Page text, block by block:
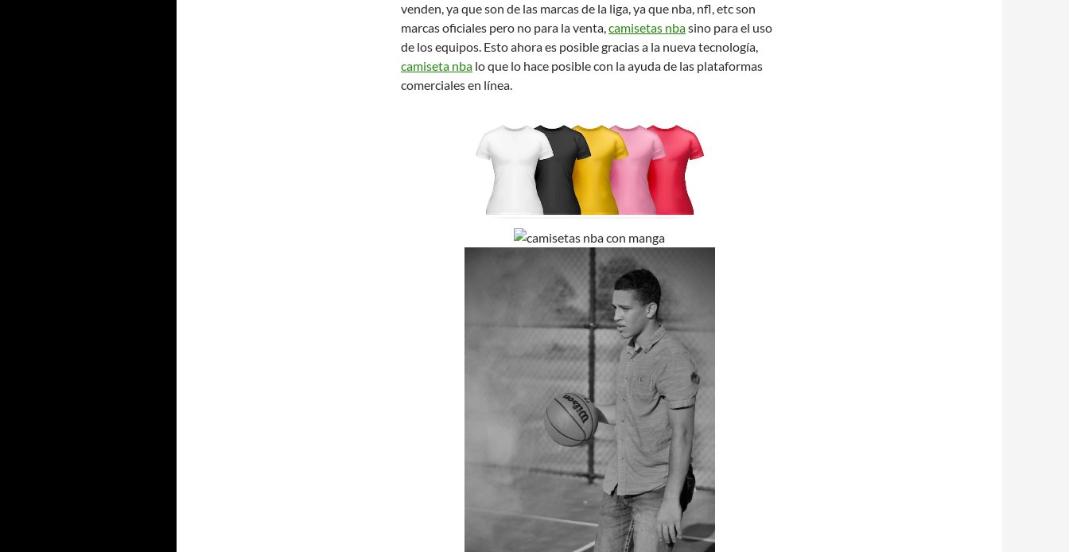
venden, ya que son de las marcas de la liga, ya que nba, nfl, etc son
marcas oficiales pero no para la venta,camisetas nbasino para el uso
de los equipos. Esto ahora es posible gracias a la nueva tecnología,
camiseta nba lo que lo hace posible con la ayuda de las plataformas
comerciales en línea.